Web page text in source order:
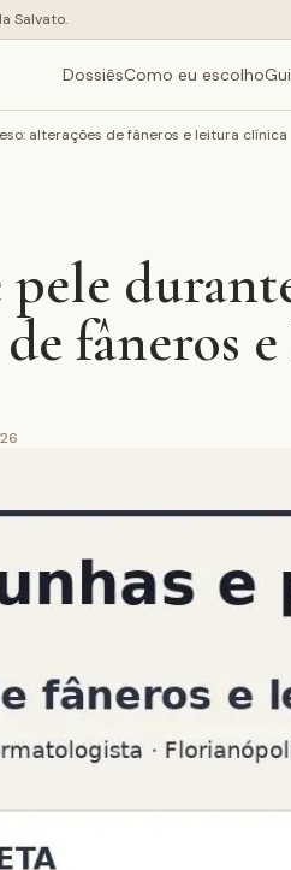
Salvato.
DossiêsComo eu escolho
alterações de fâneros e leitura clínica
fâneros